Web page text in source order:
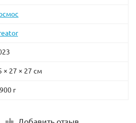
× 27 × 27 см
г